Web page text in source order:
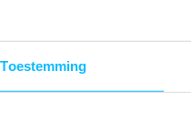
Toestemming
borduurservice